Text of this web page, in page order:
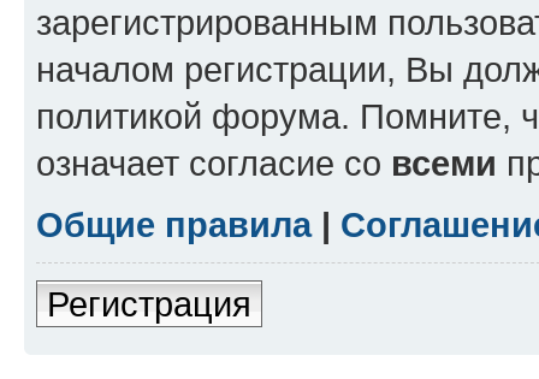
зарегистрированным
началом регистрации, Вы
политикой форума. Помните,
означает согласие со всеми
Общие правила|
Регистрация